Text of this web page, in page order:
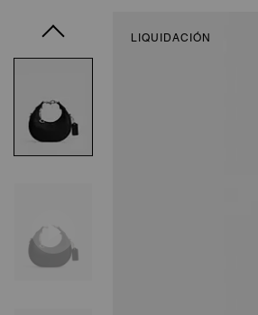
LIQUIDACIÓN